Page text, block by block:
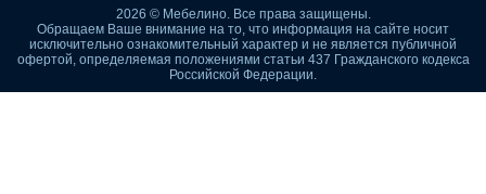
2026 © Мебелино. Все права защищены.
Обращаем Ваше внимание на то, что информация на сайте носит
исключительно ознакомительный характер и не является публичной
офертой, определяемая положениями статьи 437 Гражданского кодекса
Российской Федерации.